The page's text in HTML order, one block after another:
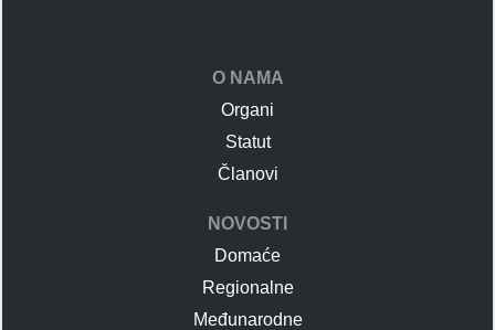
O NAMA
Organi
Statut
Članovi
NOVOSTI
Domaće
Regionalne
Međunarodne